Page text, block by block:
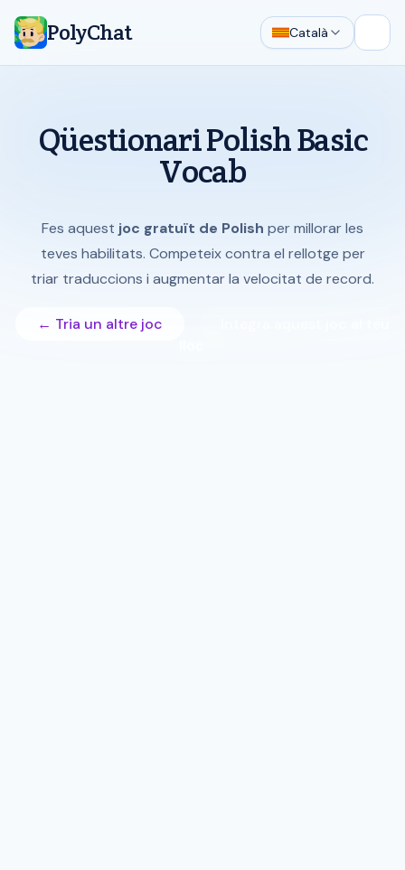
PolyChat Català
Qüestionari Polish Basic
Vocab
Fes aquest joc gratuït de Polish per millorar les
teves habilitats. Competeix contra el rellotge per
triar traduccions i augmentar la velocitat de record.
← Tria un altre joc